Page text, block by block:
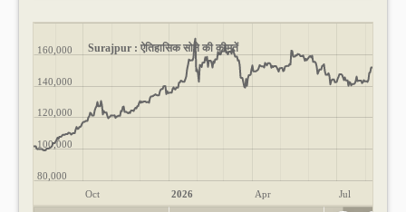
Surajpur : ऐतिहासिक सोने की कीमतें
Oct 2026 Apr Jul
80,000
100,000
120,000
140,000
160,000